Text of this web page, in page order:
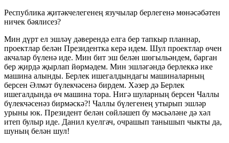
Республика җитәкчелегенең язучылар берлегенә мөнәсәбәтен
ничек бәялисез?
Мин дүрт ел эшләү дәверендә елга бер тапкыр планнар,
проектлар белән Президентка керә идем. Шул проектлар өчен
акчалар бүленә иде. Мин бит эш белән шөгыльәндем, барган
бер җирдә җырлап йөрмәдем. Мин эшләгәндә берлеккә ике
машина алынды. Берлек ишегалдындагы машиналарның
берсен Әлмәт бүлекчәсенә бирдем. Хәзер дә Берлек
ишегалдында өч машина тора. Нигә шуларның берсен Чаллы
бүлекчәсенәз бирмәскә?! Чаллы бүлегенең утырып эшләр
урыны юк. Президент белән сөйләшеп бу мәсьәләне дә хәл
итеп булыр иде. Данил куелгач, очрашып танышып чыкты да,
шуның белән шул!